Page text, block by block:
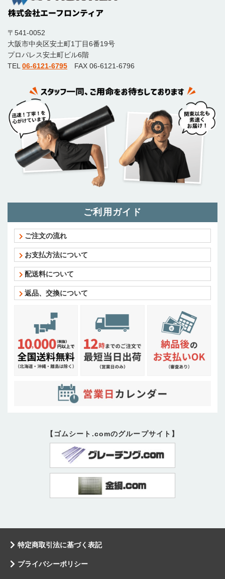
〒541-0052
大阪市中央区安土町1丁目6番19号
プロパレス安土町ビル6階
TEL 06-6121-6795 FAX 06-6121-6796
ご利用ガイド
ご注文の流れ
お支払方法について
配送料について
返品、交換について
【ゴムシート.comのグループサイト】
特定商取引法に基づく表記
プライバシーポリシー